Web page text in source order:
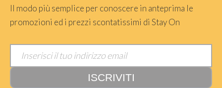
Il modo più semplice per conoscere in anteprima le
promozioni ed i prezzi scontatissimi di Stay On